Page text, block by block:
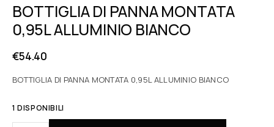
BOTTIGLIA DI PANNA MONTATA
0,95L ALLUMINIO BIANCO
€54.40
BOTTIGLIA DI PANNA MONTATA 0,95L ALLUMINIO BIANCO
1 DISPONIBILI